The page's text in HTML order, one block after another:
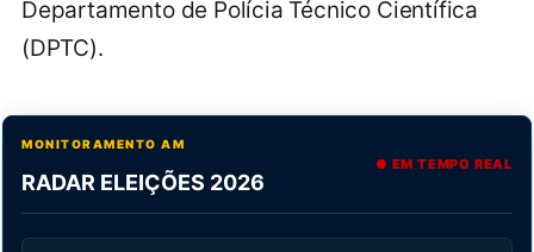
Departamento de Polícia Técnico Científica
(DPTC).
MONITORAMENTO AM
RADAR ELEIÇÕES 2026
● EM TEMPO REAL